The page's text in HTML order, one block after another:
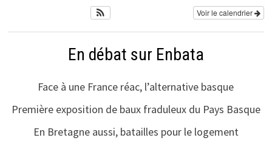
Voir le calendrier
En débat sur Enbata
Face à une France réac, l’alternative basque
Première exposition de baux fraduleux du Pays Basque
En Bretagne aussi, batailles pour le logement